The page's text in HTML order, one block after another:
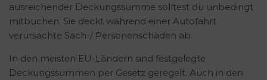
ausreichender Deckungssumme solltest du unbedingt
mitbuchen. Sie deckt während einer Autofahrt
verursachte Sach-/ Personenschäden ab.
In den meisten EU-Ländern sind festgelegte
Deckungssummen per Gesetz geregelt. Auch in den